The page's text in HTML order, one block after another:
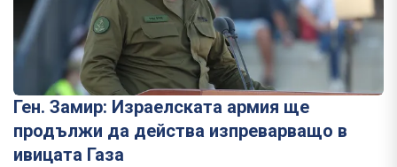
Ген. Замир: Израелската армия ще
продължи да действа изпреварващо в
ивицата Газа